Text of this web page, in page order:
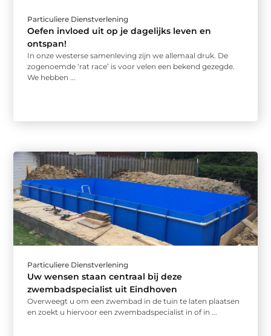
Particuliere Dienstverlening
Oefen invloed uit op je dagelijks leven en
ontspan!
In onze westerse samenleving zijn we allemaal druk. De
zogenoemde ‘rat race’ is voor velen een bekend gezegde.
We hebben ...
Particuliere Dienstverlening
Uw wensen staan centraal bij deze
zwembadspecialist uit Eindhoven
Overweegt u om een zwembad in de tuin te laten plaatsen
en zoekt u hiervoor een zwembadspecialist in of in ...